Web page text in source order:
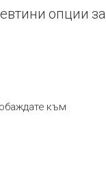
опции за
към